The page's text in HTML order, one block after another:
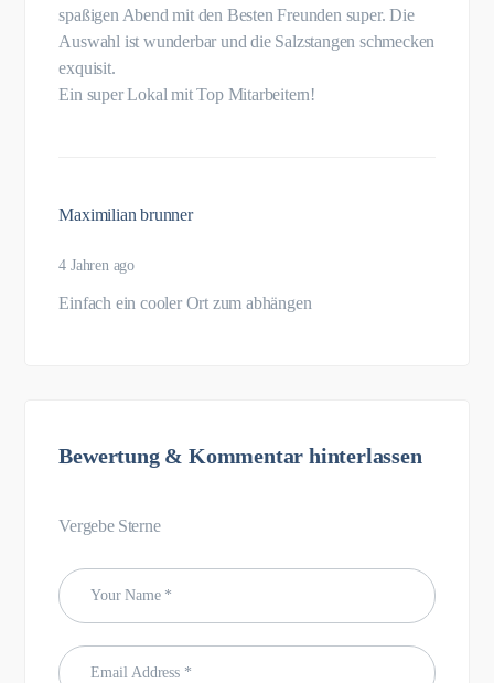
spaßigen Abend mit den Besten Freunden super. Die
Auswahl ist wunderbar und die Salzstangen schmecken
exquisit.
Ein super Lokal mit Top Mitarbeitern!
Maximilian brunner
4 Jahren ago
Einfach ein cooler Ort zum abhängen
Bewertung & Kommentar hinterlassen
Vergebe Sterne